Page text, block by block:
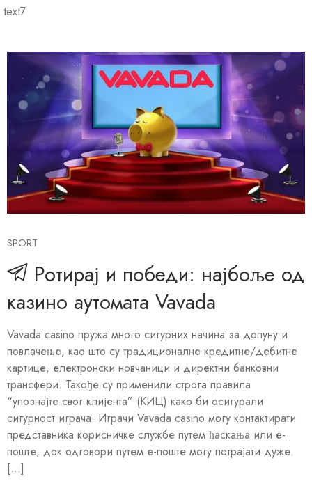
text7
SPORT
Ротирај и победи: најбоље од
казино аутомата Vavada
Vavada casino пружа много сигурних начина за допуну и
повлачење, као што су традиционалне кредитне/дебитне
картице, електронски новчаници и директни банковни
трансфери. Такође су применили строга правила
“упознајте свог клијента” (КИЦ) како би осигурали
сигурност играча. Играчи Vavada casino могу контактирати
представника корисничке службе путем ћаскања или е-
поште, док одговори путем е-поште могу потрајати дуже.
[...]